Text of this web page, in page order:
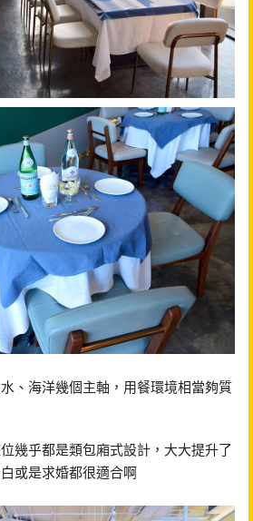
、海洋幾個主軸，用餐環境相當夠質
幾乎都是類包廂式設計，大大提升了
或是求婚都很適合啊